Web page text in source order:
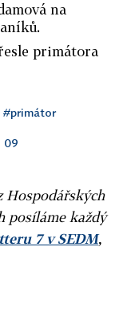
na
primátora
#primátor
09
posíláme každý
7 v SEDM,